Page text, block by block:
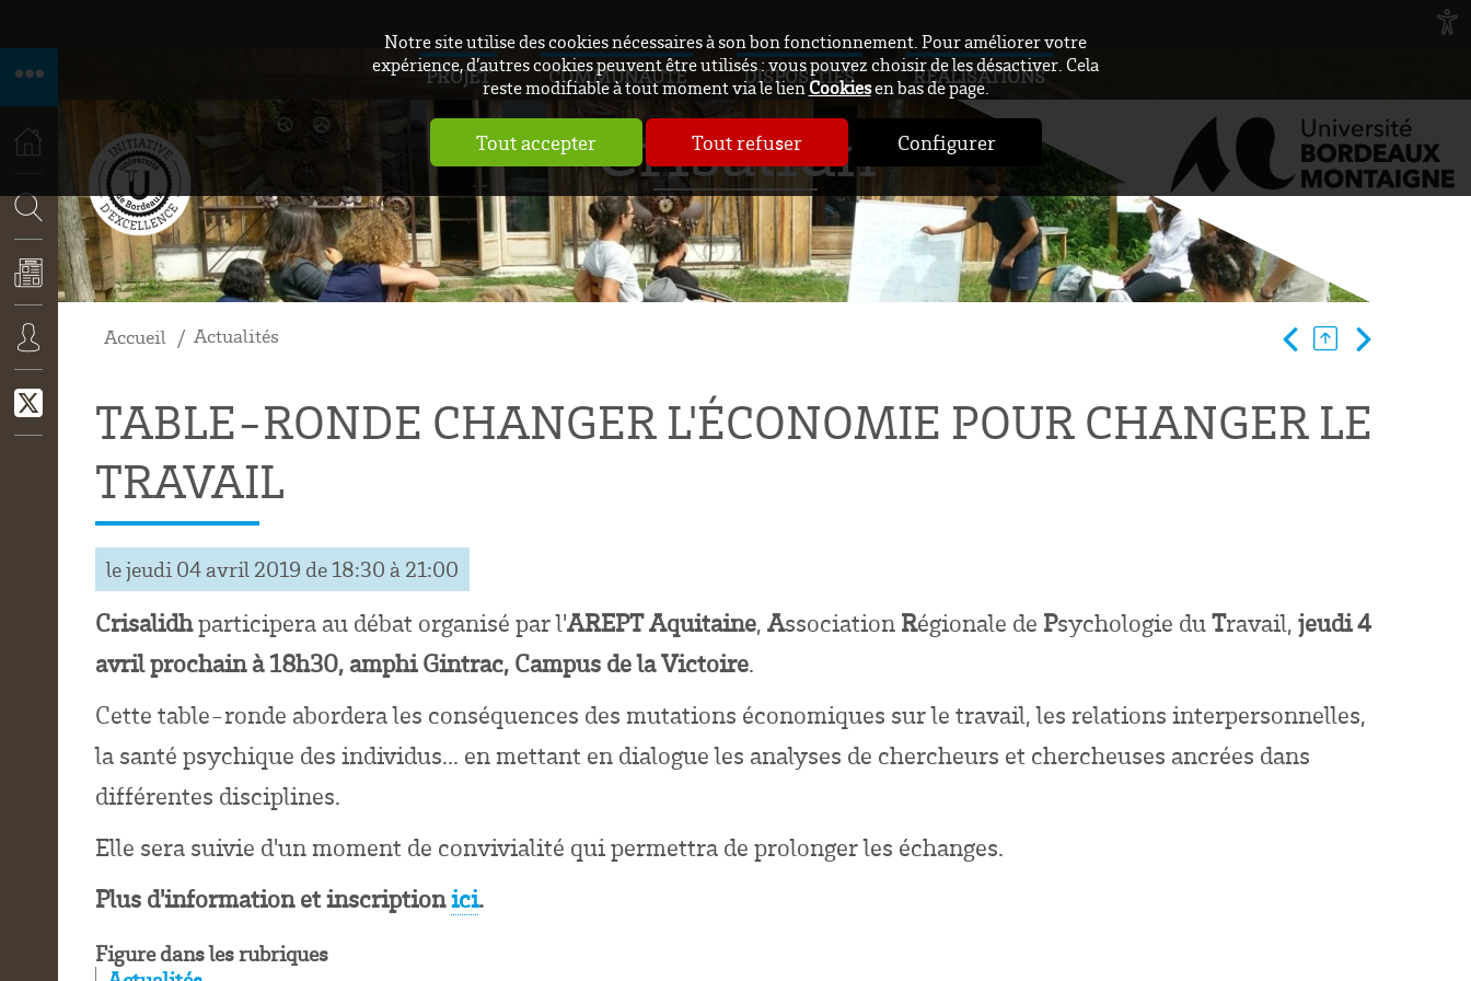
Notre site utilise des cookies nécessaires à son bon fonctionnement. Pour améliorer votre
expérience, d’autres cookies peuvent être utilisés : vous pouvez choisir de les désactiver. Cela
reste modifiable à tout moment via le lienCookiesen bas de page.
Tout accepter Tout refuser Configurer
ACCUEIL
RECHERCHE
ACTUALITÉS
CONNEXION
PROJET COMMUNAUTÉ DISPOSITIFS RÉALISATIONS
Crisalidh
Accueil Actualités
TABLE-RONDE CHANGER L'ÉCONOMIE POUR CHANGER LE
TRAVAIL
le jeudi 04 avril 2019 de 18:30 à 21:00
Crisalidhparticipera au débat organisé par l'AREPT Aquitaine, Association Régionale de Psychologie duTravail, jeudi 4
avril prochain à 18h30, amphi Gintrac, Campus de la Victoire.
Cette table-ronde abordera les conséquences des mutations économiques sur le travail, les relations interpersonnelles,
la santé psychique des individus... en mettant en dialogue les analyses de chercheurs et chercheuses ancrées dans
différentes disciplines.
Elle sera suivie d'un moment de convivialité qui permettra de prolonger les échanges.
Plus d'information et inscriptionici.
Figure dans les rubriques